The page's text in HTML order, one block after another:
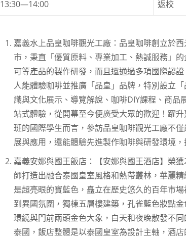
13:30—14:00 返校
嘉義水上品皇咖啡觀光工廠：品皇咖啡創立於
市，秉直「優質原料、專業加工、熱誠服務」
可等產品的製作研發，而且還通過多項國際認
人能體驗咖啡並推廣「品皇」品牌，特別設立
識與文化展示、導覽解說、咖啡DIY課程、商品
站式體驗，從開幕至今便廣受大眾的歡迎！躍
班的國際學生而言，參訪品皇咖啡觀光工廠不
展與應用，還能體驗先進製作咖啡與研發環境
嘉義安娜與國王飯店：【安娜與國王酒店】榮
師打造出融合泰國皇室風格和熱帶叢林，華麗
是超亮眼的寶藍色，矗立在歷史悠久的百年市
到異國氛圍，獨棟五層樓建築，孔雀藍色妝點
環繞與門前兩頭金色大象，白天和夜晚散發不
泰國，飯店整體是以泰國皇室為設計主軸，酒